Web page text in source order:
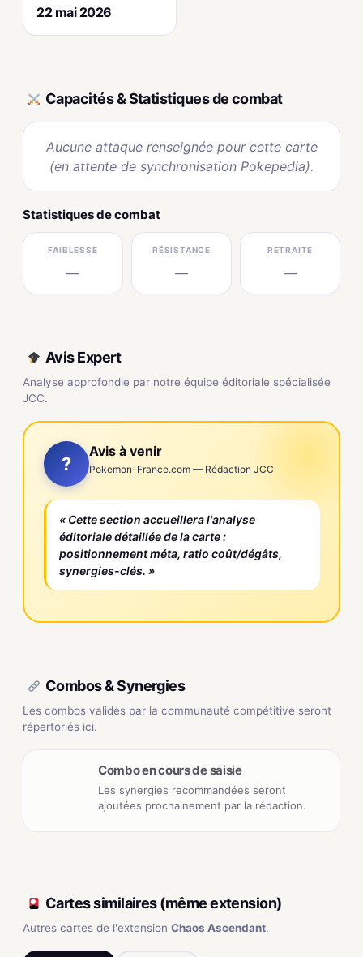
22 mai 2026
Capacités & Statistiques de combat
Aucune attaque renseignée pour cette carte
(en attente de synchronisation Pokepedia).
Statistiques de combat
FAIBLESSE
—
RÉSISTANCE
—
RETRAITE
—
Avis Expert
Analyse approfondie par notre équipe éditoriale spécialisée
JCC.
?
Avis à venir
Pokemon-France.com — Rédaction JCC
« Cette section accueillera l'analyse
éditoriale détaillée de la carte :
positionnement méta, ratio coût/dégâts,
synergies-clés. »
Combos & Synergies
Les combos validés par la communauté compétitive seront
répertoriés ici.
Combo en cours de saisie
Les synergies recommandées seront
ajoutées prochainement par la rédaction.
Cartes similaires (même extension)
Autres cartes de l'extension Chaos Ascendant.